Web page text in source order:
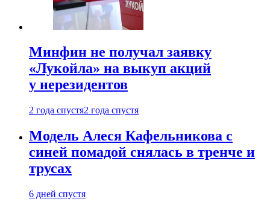
Минфин не получал заявку
«Лукойла» на выкуп акций
у нерезидентов
2 года спустя2 года спустя
Модель Алеся Кафельникова с
синей помадой снялась в тренче и
трусах
6 дней спустя